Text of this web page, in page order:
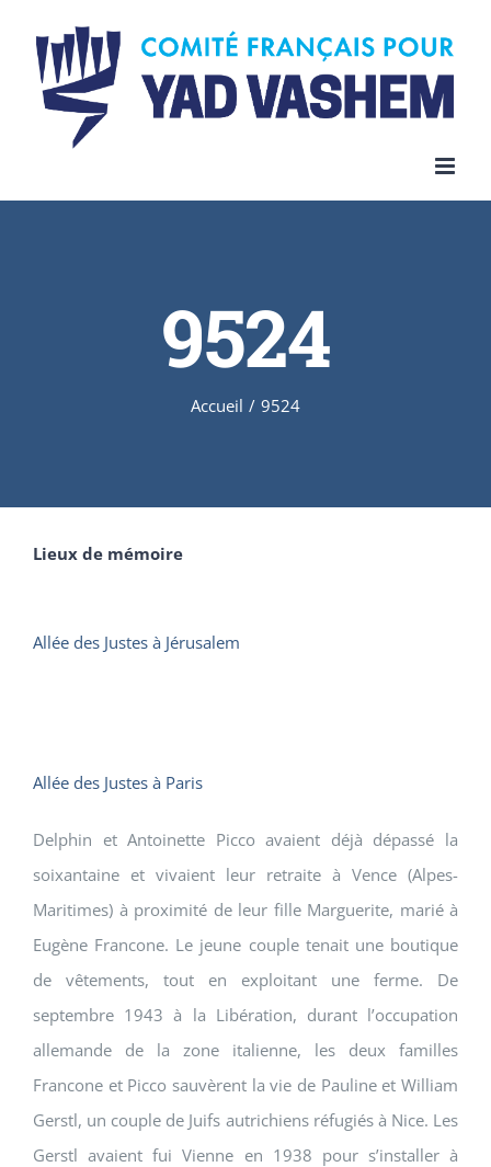
content
9524
Accueil / 9524
Lieux de mémoire
Allée des Justes à Jérusalem
Allée des Justes à Paris
Delphin et Antoinette Picco avaient déjà dépassé la
soixantaine et vivaient leur retraite à Vence (Alpes-
Maritimes) à proximité de leur fille Marguerite, marié à
Eugène Francone. Le jeune couple tenait une boutique
de vêtements, tout en exploitant une ferme. De
septembre 1943 à la Libération, durant l’occupation
allemande de la zone italienne, les deux familles
Francone et Picco sauvèrent la vie de Pauline et William
Gerstl, un couple de Juifs autrichiens réfugiés à Nice. Les
Gerstl avaient fui Vienne en 1938 pour s’installer à